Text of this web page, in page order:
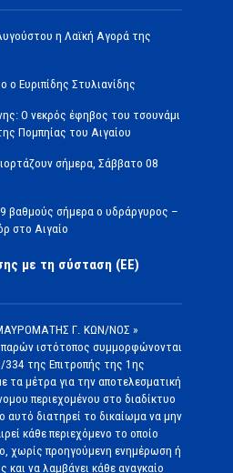
η Λαϊκή Αγορά της
ο Ευριπίδης Στυλιανίδης
Ο νεκρός έφηβος του τσουνάμι
Πομπηίας του Αιγαίου
σήμερα, Σάββατο 08
βαθμούς σήμερα ο υδράργυρος –
στο Αιγαίο
με τη σύσταση (ΕΕ)
Γ. ΚΩΝ/ΝΟΣ »
παρών ιστότοπος συμμορφώνονται
της Επιτροπής της 1ης
τα μέτρα για την αποτελεσματική
περιεχομένου στο διαδίκτυο
αυτό διατηρεί το δικαίωμα να μην
κάθε περιεχόμενο το οποίο
χωρίς προηγούμενη ενημέρωση ή
να λαμβάνει κάθε αναγκαίο